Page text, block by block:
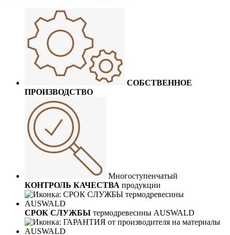
СОБСТВЕННОЕ
ПРОИЗВОДСТВО
Многоступенчатый
КОНТРОЛЬ КАЧЕСТВА продукции
СРОК СЛУЖБЫ термодревесины AUSWALD